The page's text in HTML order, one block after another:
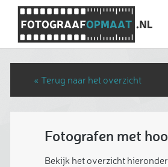
« Terug naar het overzicht
Fotografen met
Bekijk het overzicht